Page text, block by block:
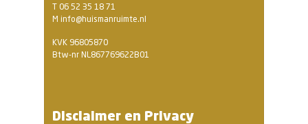
T 06 52 35 18 71
M info@huismanruimte.nl
KVK 96805870
Btw-nr NL867769622B01
Disclaimer en Privacy